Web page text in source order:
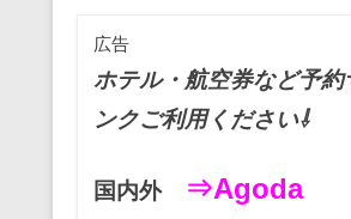
b
o
o
k
広告
ホテル・航空券など予約
ンクご利用ください⇩
国内外
⇒Agoda